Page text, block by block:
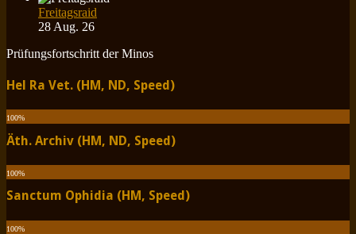
Freitagsraid
28 Aug. 26
Prüfungsfortschritt der Minos
Hel Ra Vet. (HM, ND, Speed)
100%
Äth. Archiv (HM, ND, Speed)
100%
Sanctum Ophidia (HM, Speed)
100%